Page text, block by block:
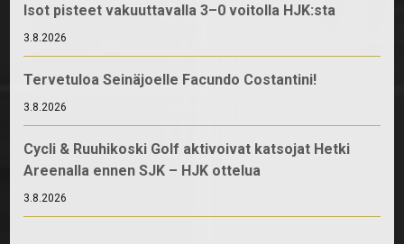
Isot pisteet vakuuttavalla 3–0 voitolla HJK:sta
3.8.2026
Tervetuloa Seinäjoelle Facundo Costantini!
3.8.2026
Cycli & Ruuhikoski Golf aktivoivat katsojat Hetki
Areenalla ennen SJK – HJK ottelua
3.8.2026